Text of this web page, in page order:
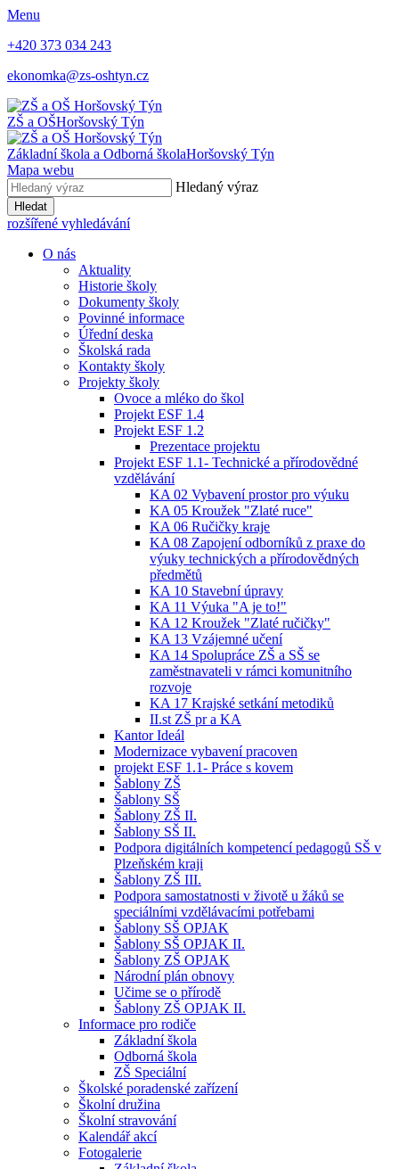
Menu
+420 373 034 243
ekonomka@zs-oshtyn.cz
ZŠ a OŠHoršovský Týn
Základní škola a Odborná školaHoršovský Týn
Mapa webu
Hledaný výraz
Hledat
rozšířené vyhledávání
O nás
Aktuality
Historie školy
Dokumenty školy
Povinné informace
Úřední deska
Školská rada
Kontakty školy
Projekty školy
Ovoce a mléko do škol
Projekt ESF 1.4
Projekt ESF 1.2
Prezentace projektu
Projekt ESF 1.1- Technické a přírodovědné
vzdělávání
KA 02 Vybavení prostor pro výuku
KA 05 Kroužek "Zlaté ruce"
KA 06 Ručičky kraje
KA 08 Zapojení odborníků z praxe do
výuky technických a přírodovědných
předmětů
KA 10 Stavební úpravy
KA 11 Výuka "A je to!"
KA 12 Kroužek "Zlaté ručičky"
KA 13 Vzájemné učení
KA 14 Spolupráce ZŠ a SŠ se
zaměstnavateli v rámci komunitního
rozvoje
KA 17 Krajské setkání metodiků
II.st ZŠ pr a KA
Kantor Ideál
Modernizace vybavení pracoven
projekt ESF 1.1- Práce s kovem
Šablony ZŠ
Šablony SŠ
Šablony ZŠ II.
Šablony SŠ II.
Podpora digitálních kompetencí pedagogů SŠ v
Plzeňském kraji
Šablony ZŠ III.
Podpora samostatnosti v životě u žáků se
speciálními vzdělávacími potřebami
Šablony SŠ OPJAK
Šablony SŠ OPJAK II.
Šablony ZŠ OPJAK
Národní plán obnovy
Učime se o přírodě
Šablony ZŠ OPJAK II.
Informace pro rodiče
Základní škola
Odborná škola
ZŠ Speciální
Školské poradenské zařízení
Školní družina
Školní stravování
Kalendář akcí
Fotogalerie